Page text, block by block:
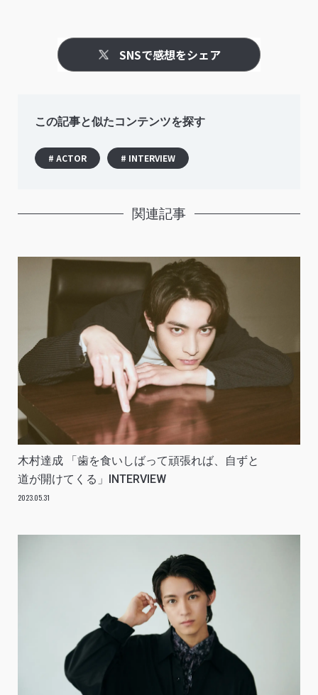
SNSで感想をシェア
この記事と似たコンテンツを探す
# ACTOR # INTERVIEW
関連記事
木村達成 「歯を食いしばって頑張れば、自ずと
道が開けてくる」INTERVIEW
2023.05.31